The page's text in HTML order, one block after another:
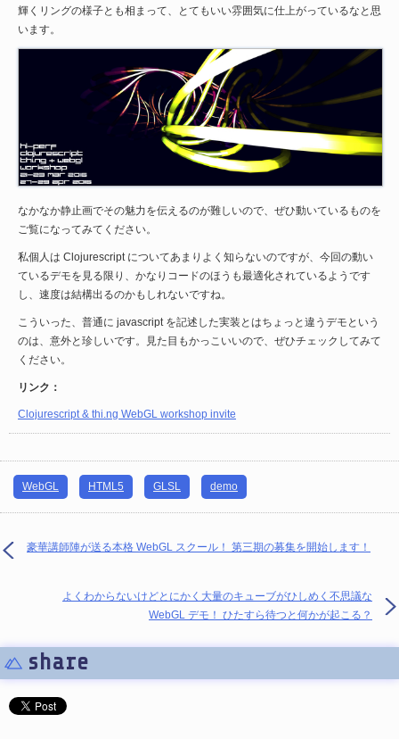
輝くリングの様子とも相まって、とてもいい雰囲気に仕上がっているなと思
います。
なかなか静止画でその魅力を伝えるのが難しいので、ぜひ動いているものを
ご覧になってみてください。
私個人は Clojurescript についてあまりよく知らないのですが、今回の動い
ているデモを見る限り、かなりコードのほうも最適化されているようです
し、速度は結構出るのかもしれないですね。
こういった、普通に javascript を記述した実装とはちょっと違うデモという
のは、意外と珍しいです。見た目もかっこいいので、ぜひチェックしてみて
ください。
リンク：
Clojurescript & thi.ng WebGL workshop invite
WebGL HTML5 GLSL demo
豪華講師陣が送る本格 WebGL スクール！ 第三期の募集を開始します！
よくわからないけどとにかく大量のキューブがひしめく不思議な
WebGL デモ！ ひたすら待つと何かが起こる？
share